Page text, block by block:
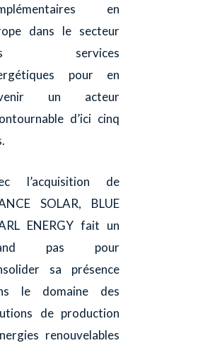
en
dans le secteur
services
pour en
un acteur
d’ici cinq
l’acquisition de
SOLAR, BLUE
ENERGY fait un
pas pour
sa présence
le domaine des
de production
renouvelables